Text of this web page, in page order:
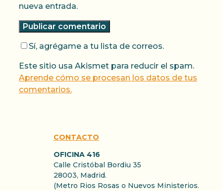
nueva entrada.
Sí, agrégame a tu lista de correos.
Este sitio usa Akismet para reducir el spam.
Aprende cómo se procesan los datos de tus
comentarios.
CONTACTO
OFICINA 416
Calle Cristóbal Bordiu 35
28003, Madrid.
(Metro Rios Rosas o Nuevos Ministerios.